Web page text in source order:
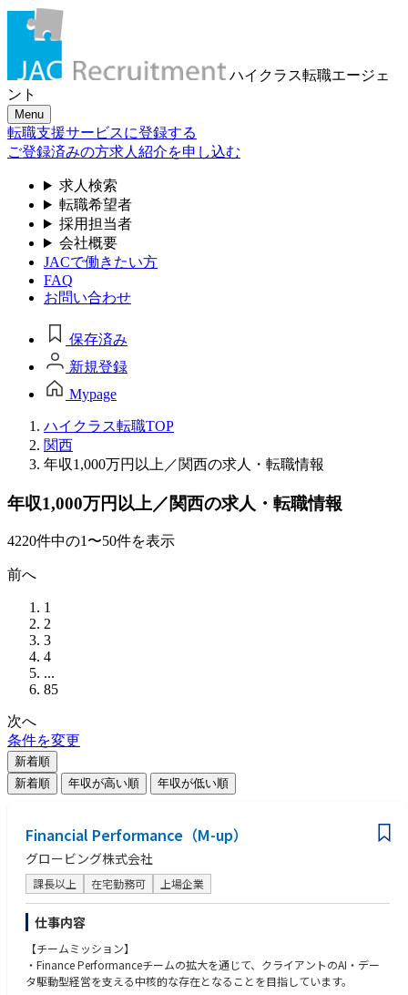
ハイクラス転職エージェ
ント
Menu
転職支援サービスに登録する
ご登録済みの方求人紹介を申し込む
求人検索
転職希望者
採用担当者
会社概要
JACで働きたい方
FAQ
お問い合わせ
保存済み
新規登録
Mypage
ハイクラス転職TOP
関西
年収1,000万円以上／関西の求人・転職情報
年収1,000万円以上／関西の求人・転職情報
4220件中の1〜50件を表示
前へ
1
2
3
4
...
85
次へ
条件を変更
新着順
新着順
年収が高い順 年収が低い順
Financial Performance（M-up）
グロービング株式会社
課長以上 在宅勤務可 上場企業
仕事内容
【チームミッション】
・Finance Performanceチームの拡大を通じて、クライアントのAI・デー
タ駆動型経営を支える中核的な存在となることを目指しています。